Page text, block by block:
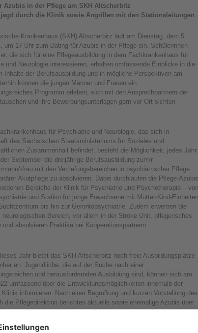
Azubis in der Pflege am SKH Altscherbitz
durch die Klinik sowie Angrillen mit den Stationsleitungen
Krankenhaus (SKH) Altscherbitz lädt am Dienstag, dem 5.
um 17 Uhr zum Dating für Azubis in der Pflege ein. Schülerinnen
die sich für eine Pflegeausbildung in dem Fachkrankenhaus für
und Neurologie interessieren, erhalten umfassende Einblicke in die
Inhalte der Berufsausbildung und in mögliche Perspektiven am
können die jungen Männer und Frauen ein
Programm erleben, sich mit den Ansprechpartnern der
und ihre Bewerbungsunterlagen gern vor Ort sichten
für Psychiatrie und Neurologie, das sich in
des Sächsischen Staatsministeriums für Soziales und
Zusammenhalt befindet, besteht die Möglichkeit, jedes Jahr
September die dreijährige Berufsausbildung zum/r
frau mit den Vertiefungsbereichen in psychiatrischer Pflege
Akutpflege zu absolvieren. Dabei durchlaufen die Pflege-Azubis
Bereiche der Klinik für Psychiatrie und Psychotherapie – von
und Station für junge Erwachsene mit Mutter-Kind-Einheiten
bis hin zur Gerontopsychiatrie. Zudem erwerben die
Bereich, vor allem in der Stroke Unit, pflegerisches
und absolvieren Praktika bei Kooperationspartnern.
Jahr bietet das SKH Altscherbitz noch freie Ausbildungsplätze
an. Jugendliche, die auf der Suche nach einer
und herausfordernden Ausbildung sind, können sich am
umfassend über die Entwicklungsmöglichkeiten innerhalb der
Klinik informieren. Nach einer Begrüßung und kurzen Vorstellung des
die Pflegedirektion berichten aktuelle sowie ehemalige Azubis über
und stellen sich gern den Fragen der potenziellen Azubis.
Ausbildungsbereiche des SKH kennenlernen und in der